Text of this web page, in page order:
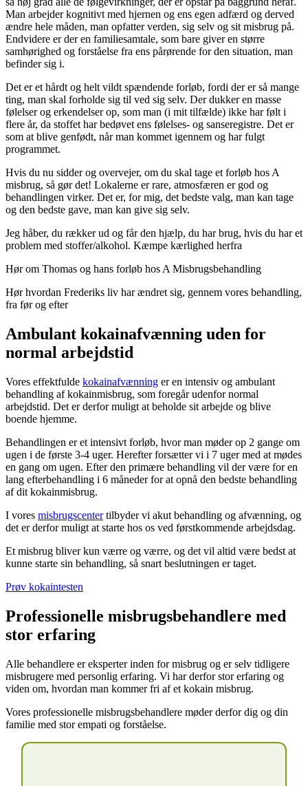
Man arbejder kognitivt med hjernen og ens egen adfærd og derved
ændre hele måden, man opfatter verden, sig selv og sit misbrug på.
Endvidere er der en familiesamtale, som bare giver en større
samhørighed og forståelse fra ens pårørende for den situation, man
befinder sig i.
Det er et hårdt og helt vildt spændende forløb, fordi der er så mange
ting, man skal forholde sig til ved sig selv. Der dukker en masse
følelser og erkendelser op, som man (i mit tilfælde) ikke har følt i
flere år, da stoffet har bedøvet ens følelses- og sanseregistre. Det er
som at blive genfødt, når man kommet igennem og har fulgt
programmet.
Hvis du nu sidder og overvejer, om du skal tage et forløb hos A
misbrug, så gør det! Lokalerne er rare, atmosfæren er god og
behandlingen virker. Det er, for mig, det bedste valg, man kan tage
og den bedste gave, man kan give sig selv.
Jeg håber, du rækker ud og får den hjælp, du har brug, hvis du har et
problem med stoffer/alkohol. Kæmpe kærlighed herfra
Hør om Thomas og hans forløb hos A Misbrugsbehandling
Hør hvordan Frederiks liv har ændret sig, gennem vores behandling,
fra før og efter
Ambulant kokainafvænning uden for
normal arbejdstid
Vores effektfulde kokainafvænning er en intensiv og ambulant
behandling af kokainmisbrug, som foregår udenfor normal
arbejdstid. Det er derfor muligt at beholde sit arbejde og blive
boende hjemme.
Behandlingen er et intensivt forløb, hvor man møder op 2 gange om
ugen i de første 3-4 uger. Herefter forsætter vi i 7 uger med at mødes
en gang om ugen. Efter den primære behandling vil der være for en
lang efterbehandling i 6 måneder for at opnå den bedste behandling
af dit kokainmisbrug.
I vores misbrugscentertilbyder vi akut behandling og afvænning, og
det er derfor muligt at starte hos os ved førstkommende arbejdsdag.
Et misbrug bliver kun værre og værre, og det vil altid være bedst at
kunne starte sin behandling, så snart beslutningen er taget.
Prøv kokaintesten
Professionelle misbrugsbehandlere med
stor erfaring
Alle behandlere er eksperter inden for misbrug og er selv tidligere
misbrugere med personlig erfaring. Vi har derfor stor erfaring og
viden om, hvordan man kommer fri af et kokain misbrug.
Vores professionelle misbrugsbehandlere møder derfor dig og din
familie med stor empati og forståelse.